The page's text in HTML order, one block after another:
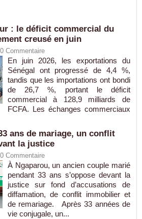
: le déficit commercial du
creusé en juin
0 Commentaire
En juin 2026, les exportations du
Sénégal ont progressé de 4,4 %,
tandis que les importations ont bondi
de 26,7 %, portant le déficit
commercial à 128,9 milliards de
FCFA. Les échanges commerciaux
ans de mariage, un conflit
la justice
0 Commentaire
À Ngaparou, un ancien couple marié
pendant 33 ans s’oppose devant la
justice sur fond d’accusations de
diffamation, de conflit immobilier et
de remariage. Après 33 années de
vie conjugale, un...